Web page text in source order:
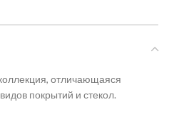
отличающаяся
покрытий и стекол.